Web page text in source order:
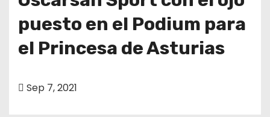
puesto en el Podium para
el Princesa de Asturias
Sep 7, 2021